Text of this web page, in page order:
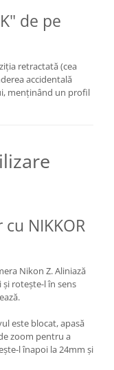
de pe
retractată (cea
accidentală
menținând un profil
NIKKOR
Nikon Z. Aliniază
rotește-l în sens
este blocat, apasă
zoom pentru a
l înapoi la 24mm și